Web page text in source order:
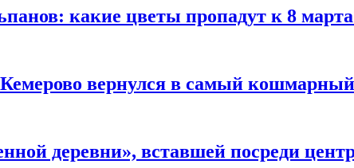
какие цветы пропадут к 8
вернулся в самый
деревни», вставшей посреди